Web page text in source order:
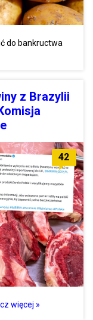
do bankructwa
z Brazylii
42
więcej »